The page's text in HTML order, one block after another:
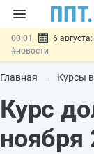
00:01
6
#новости
05.08 Обновили
сбережений
гражданство: закон
05.08
Систему
кошельки#новости
05.08
Важно
Главная Курсы
Курс
ноября